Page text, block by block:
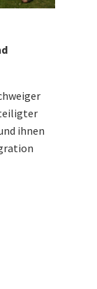
ihnen